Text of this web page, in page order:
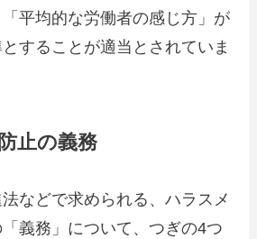
平均的な労働者の感じ方」が
することが適当とされていま
止の義務
などで求められる、ハラスメ
義務」について、つぎの4つ